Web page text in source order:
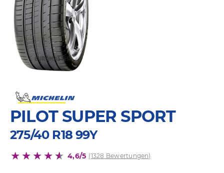
PILOT SUPER SPORT
275/40 R18 99Y
4,6/5 (1328 Bewertungen)